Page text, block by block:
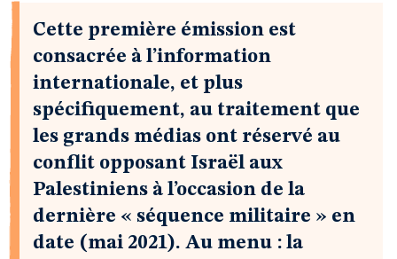
Cette première émission est
consacrée à l’information
internationale, et plus
spécifiquement, au traitement que
les grands médias ont réservé au
conflit opposant Israël aux
Palestiniens à l’occasion de la
dernière « séquence militaire » en
date (mai 2021). Au menu : la